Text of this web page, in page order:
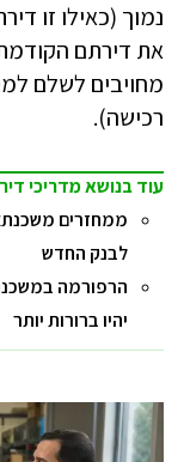
נמוך (כאילו זו
את דירתם
מחויבים לשלם
רכישה).
עוד בנושא מדריכי
ממחזרים
לבנק החדש
הרפורמה
יהיו ברורות יותר